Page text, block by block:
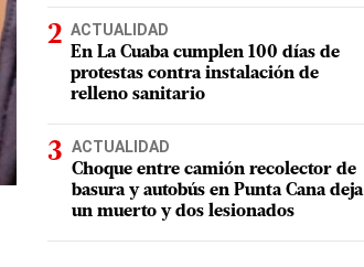
ACTUALIDAD
En La Cuaba cumplen 100 días de
protestas contra instalación de
relleno sanitario
ACTUALIDAD
Choque entre camión recolector de
basura y autobús en Punta Cana deja
un muerto y dos lesionados